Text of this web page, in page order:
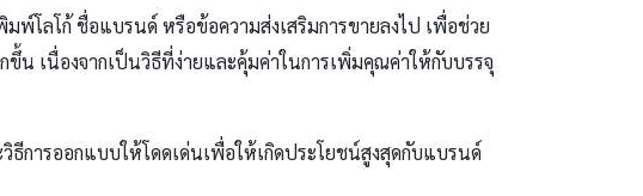
พ์โลโก้ ชื่อแบรนด์ หรือข้อความส่งเสริมการขายลงไป เพื่อช่วย
น เนื่องจากเป็นวิธีที่ง่ายและคุ้มค่าในการเพิ่มคุณค่าให้กับบรรจุ
ธีการออกแบบให้โดดเด่นเพื่อให้เกิดประโยชน์สูงสุดกับแบรนด์